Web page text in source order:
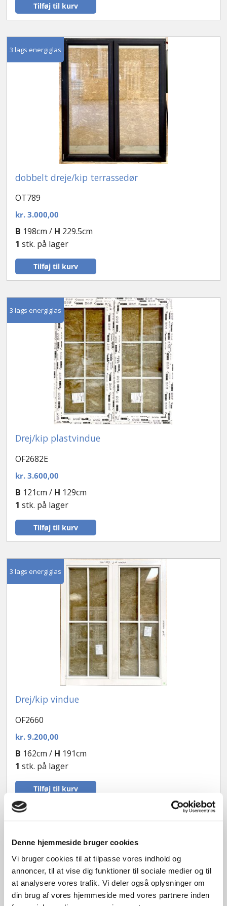
Denne hjemmeside bruger cookies
Vi bruger cookies til at tilpasse vores indhold og
annoncer, til at vise dig funktioner til sociale medier og til
at analysere vores trafik. Vi deler også oplysninger om
din brug af vores hjemmeside med vores partnere inden
Tilføj til kurv
3 lags energiglas
dobbelt dreje/kip terrassedør
OT789
kr.3.000,00
Tilføj til kurv
B 198cm / H 229.5cm
1 stk. på lager
3 lags energiglas
Drej/kip plastvindue
OF2682E
kr.3.600,00
Tilføj til kurv
B 121cm / H 129cm
1 stk. på lager
3 lags energiglas
Drej/kip vindue
OF2660
kr.9.200,00
Tilføj til kurv
B 162cm / H 191cm
1 stk. på lager